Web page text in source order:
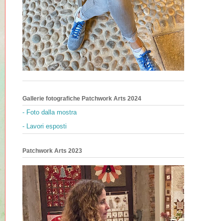
Gallerie fotografiche Patchwork Arts 2024
- Foto dalla mostra
- Lavori esposti
Patchwork Arts 2023